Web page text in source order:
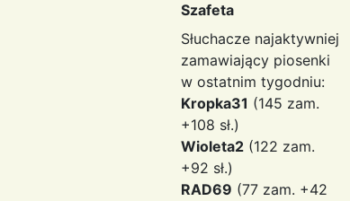
Szafeta
Słuchacze najaktywniej
zamawiający piosenki
w ostatnim tygodniu:
Kropka31 (145 zam.
+108 sł.)
Wioleta2 (122 zam.
+92 sł.)
RAD69 (77 zam. +42